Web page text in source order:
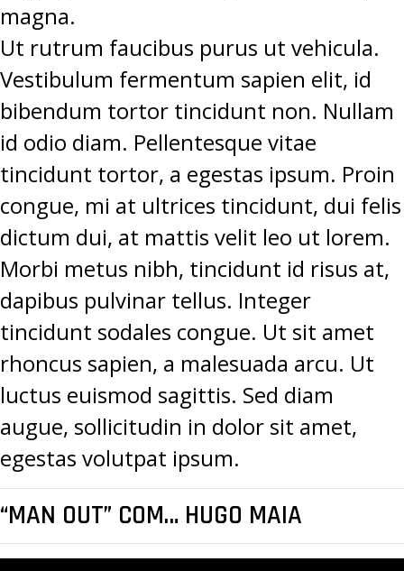
magna.
Ut rutrum faucibus purus ut vehicula.
Vestibulum fermentum sapien elit, id
bibendum tortor tincidunt non. Nullam
id odio diam. Pellentesque vitae
tincidunt tortor, a egestas ipsum. Proin
congue, mi at ultrices tincidunt, dui felis
dictum dui, at mattis velit leo ut lorem.
Morbi metus nibh, tincidunt id risus at,
dapibus pulvinar tellus. Integer
tincidunt sodales congue. Ut sit amet
rhoncus sapien, a malesuada arcu. Ut
luctus euismod sagittis. Sed diam
augue, sollicitudin in dolor sit amet,
egestas volutpat ipsum.
“MAN OUT” COM… HUGO MAIA